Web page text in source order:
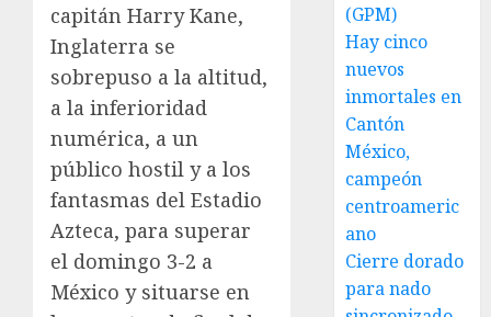
capitán Harry Kane,
Inglaterra se
sobrepuso a la altitud,
a la inferioridad
numérica, a un
público hostil y a los
fantasmas del Estadio
Azteca, para superar
el domingo 3-2 a
México y situarse en
(GPM)
Hay cinco
nuevos
inmortales en
Cantón
México,
campeón
centroameric
ano
Cierre dorado
para nado